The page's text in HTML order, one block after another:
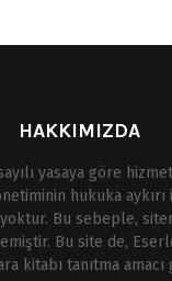
HAKKIMIZDA
yasaya göre
hukuka
Bu sebeple,
Bu site de,
kitabı tanıtma